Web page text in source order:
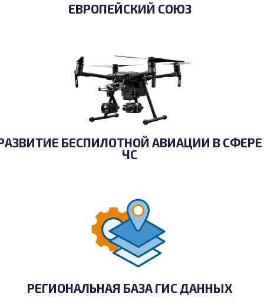
ЕВРОПЕЙСКИЙ СОЮЗ
БЕСПИЛОТНОЙ АВИАЦИИ В СФЕРЕ
ЧС
РЕГИОНАЛЬНАЯ БАЗА ГИС ДАННЫХ